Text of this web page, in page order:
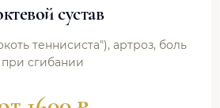
сустав
теннисиста"), артроз, боль
при сгибании